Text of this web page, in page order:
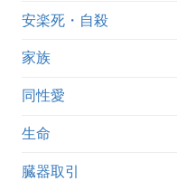
安楽死・自殺
家族
同性愛
生命
臓器取引